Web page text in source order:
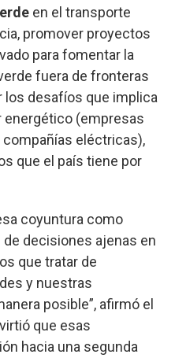
en el transporte
promover proyectos
para fomentar la
fuera de fronteras
los desafíos que implica
energético (empresas
eléctricas),
que el país tiene por
coyuntura como
decisiones ajenas en
que tratar de
y nuestras
posible”, afirmó el
que esas
hacia una segunda